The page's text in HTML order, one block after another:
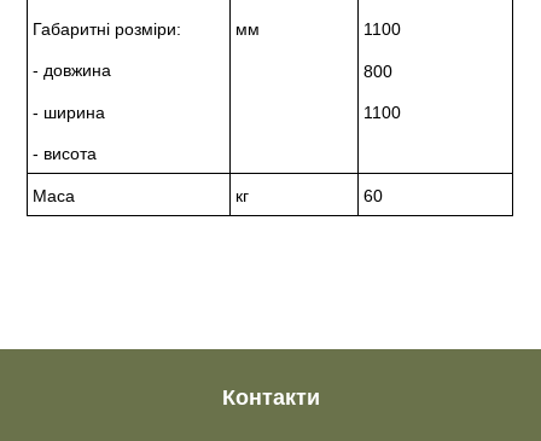
Габаритні розміри:
- довжина
- ширина
- висота
мм 1100
800
1100
Маса кг 60
Контакти